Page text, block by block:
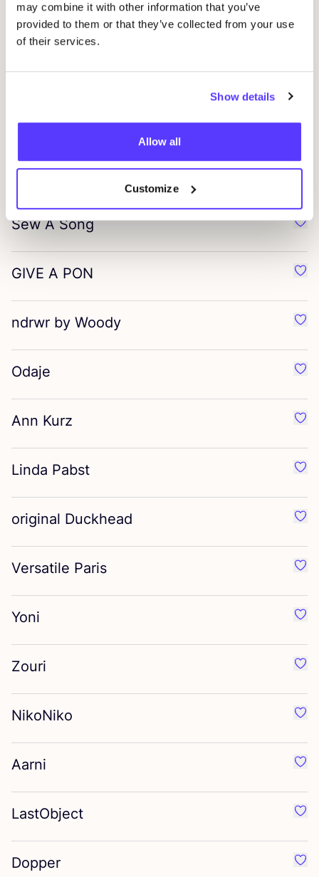
may combine it with other information that you’ve
provided to them or that they’ve collected from your use
of their services.
Show details
Allow all
Customize
Klitmøller Collective
Mode scan­di­nave
Rotholz
KLUE
Jute Laune
Sew A Song
GIVE A PON
ndrwr by Woody
Odaje
Ann Kurz
Linda Pabst
original Duckhead
Versatile Paris
Yoni
Zouri
NikoNiko
Aarni
LastObject
Dopper